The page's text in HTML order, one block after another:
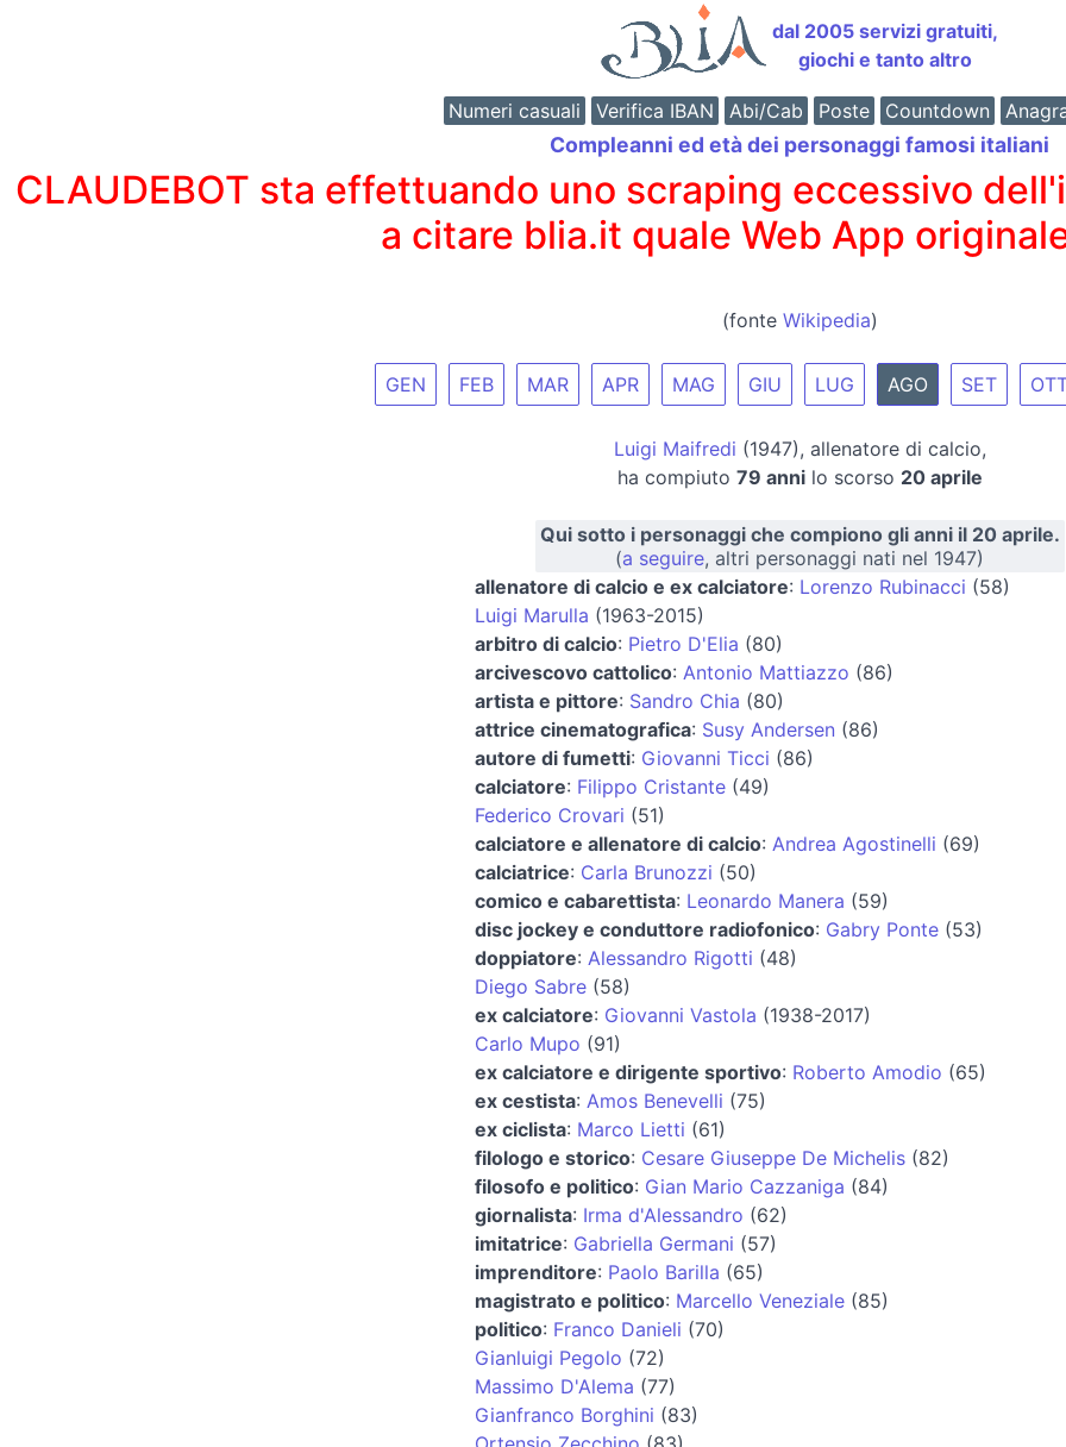
dal 2005 servizi gratuiti,
giochi e tanto altro
Numeri casuali Verifica IBAN Abi/Cab Poste Countdown
Compleanni ed età dei personaggi famosi italiani
CLAUDEBOT sta effettuando uno scraping eccessivo
a citare blia.it quale Web App
(fonte Wikipedia)
GEN FEB MAR APR MAG GIU LUG AGO SET
Luigi Maifredi (1947), allenatore di calcio,
ha compiuto 79 annilo scorso 20 aprile
Qui sotto i personaggi che compiono gli anni il 20 aprile.
(a seguire, altri personaggi nati nel 1947)
allenatore di calcio e ex calciatore: Lorenzo Rubinacci (58)
Luigi Marulla (1963-2015)
arbitro di calcio: Pietro D'Elia (80)
arcivescovo cattolico: Antonio Mattiazzo (86)
artista e pittore: Sandro Chia (80)
attrice cinematografica: Susy Andersen (86)
autore di fumetti: Giovanni Ticci (86)
calciatore: Filippo Cristante(49)
Federico Crovari (51)
calciatore e allenatore di calcio: Andrea Agostinelli (69)
calciatrice: Carla Brunozzi (50)
comico e cabarettista: Leonardo Manera (59)
disc jockey e conduttore radiofonico: Gabry Ponte(53)
doppiatore: Alessandro Rigotti (48)
Diego Sabre(58)
ex calciatore: Giovanni Vastola (1938-2017)
Carlo Mupo (91)
ex calciatore e dirigente sportivo: Roberto Amodio (65)
ex cestista: Amos Benevelli (75)
ex ciclista: Marco Lietti (61)
filologo e storico: Cesare Giuseppe De Michelis(82)
filosofo e politico: Gian Mario Cazzaniga (84)
giornalista: Irma d'Alessandro (62)
imitatrice: Gabriella Germani (57)
imprenditore: Paolo Barilla (65)
magistrato e politico: Marcello Veneziale(85)
politico: Franco Danieli (70)
Gianluigi Pegolo (72)
Massimo D'Alema (77)
Gianfranco Borghini (83)